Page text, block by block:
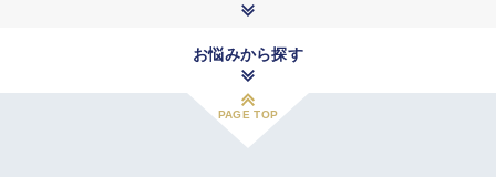
お悩みから探す
PAGE TOP